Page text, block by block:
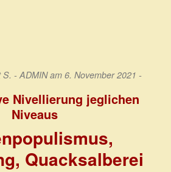
S. - ADMINam 6. November 2021 -
Nivellierung jeglichen
Niveaus
Quacksalberei